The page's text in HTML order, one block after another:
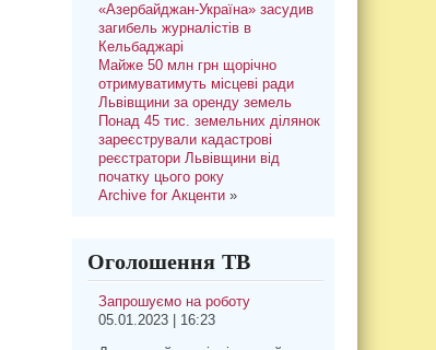
«Азербайджан-Україна» засудив
загибель журналістів в
Кельбаджарі
Майже 50 млн грн щорічно
отримуватимуть місцеві ради
Львівщини за оренду земель
Понад 45 тис. земельних ділянок
зареєстрували кадастрові
реєстратори Львівщини від
початку цього року
Archive for Акценти»
Оголошення ТВ
Запрошуємо на роботу
05.01.2023 | 16:23